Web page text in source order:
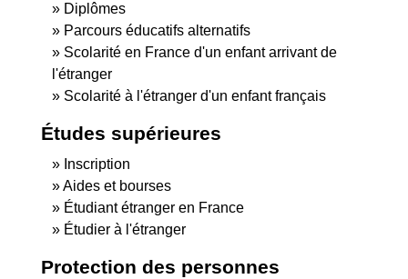
Diplômes
Parcours éducatifs alternatifs
Scolarité en France d'un enfant arrivant de
l'étranger
Scolarité à l'étranger d'un enfant français
Études supérieures
Inscription
Aides et bourses
Étudiant étranger en France
Étudier à l'étranger
Protection des personnes